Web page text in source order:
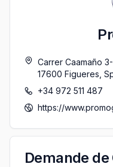
Carrer Caamaño
17600 Figueres
+34 972 511 487
https://
Demande